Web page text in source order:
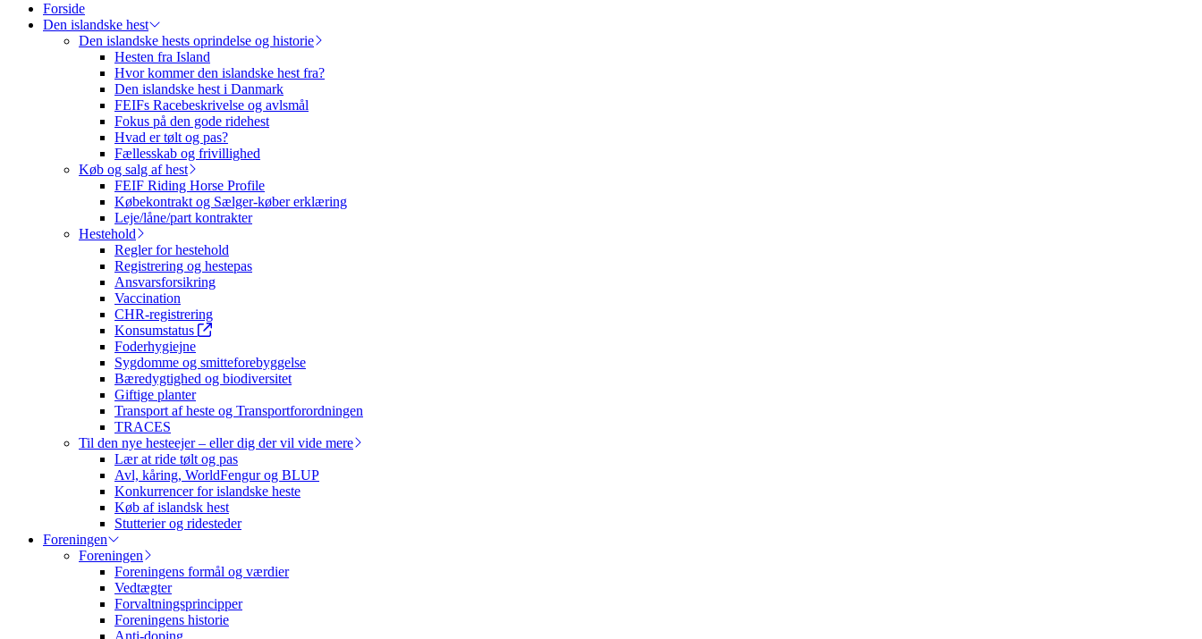
Forside
Den islandske hest
Den islandske hests oprindelse og historie
Hesten fra Island
Hvor kommer den islandske hest fra?
Den islandske hest i Danmark
FEIFs Racebeskrivelse og avlsmål
Fokus på den gode ridehest
Hvad er tølt og pas?
Fællesskab og frivillighed
Køb og salg af hest
FEIF Riding Horse Profile
Købekontrakt og Sælger-køber erklæring
Leje/låne/part kontrakter
Hestehold
Regler for hestehold
Registrering og hestepas
Ansvarsforsikring
Vaccination
CHR-registrering
Konsumstatus
Foderhygiejne
Sygdomme og smitteforebyggelse
Bæredygtighed og biodiversitet
Giftige planter
Transport af heste og Transportforordningen
TRACES
Til den nye hesteejer – eller dig der vil vide mere
Lær at ride tølt og pas
Avl, kåring, WorldFengur og BLUP
Konkurrencer for islandske heste
Køb af islandsk hest
Stutterier og ridesteder
Foreningen
Foreningen
Foreningens formål og værdier
Vedtægter
Forvaltningsprincipper
Foreningens historie